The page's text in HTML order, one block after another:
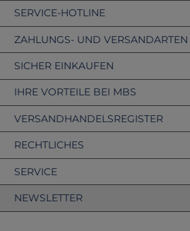
SERVICE-HOTLINE
ZAHLUNGS- UND VERSANDARTEN
VERSANDHANDELSREGISTER
SICHER EINKAUFEN
IHRE VORTEILE BEI MBS
RECHTLICHES
SERVICE
NEWSLETTER